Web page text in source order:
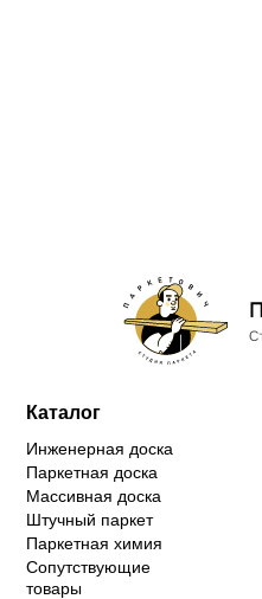
Каталог
Инженерная доска
Паркетная доска
Массивная доска
Штучный паркет
Паркетная химия
Сопутствующие
товары